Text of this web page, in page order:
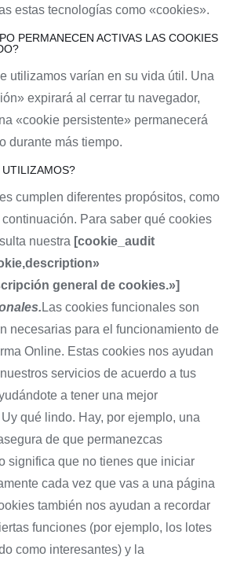
estas tecnologías como «cookies».
PERMANECEN ACTIVAS LAS COOKIES
utilizamos varían en su vida útil. Una
expirará al cerrar tu navegador,
«cookie persistente» permanecerá
durante más tiempo.
cumplen diferentes propósitos, como
Para saber qué cookies
nuestra [cookie_audit
general de cookies.»]
Las cookies funcionales son
necesarias para el funcionamiento de
Online. Estas cookies nos ayudan
servicios de acuerdo a tus
a tener una mejor
qué lindo. Hay, por ejemplo, una
de que permanezcas
significa que no tienes que iniciar
cada vez que vas a una página
también nos ayudan a recordar
funciones (por ejemplo, los lotes
como interesantes) y la